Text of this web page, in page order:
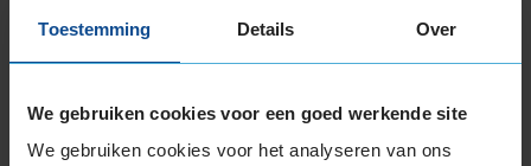
Toestemming Details Over
We gebruiken cookies voor een goed werkende site
We gebruiken cookies voor het analyseren van ons
€ 40,-
Montage
Balanceren